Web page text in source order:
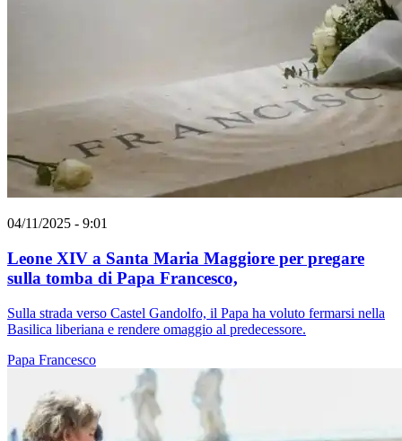
04/11/2025 - 9:01
Leone XIV a Santa Maria Maggiore per pregare
sulla tomba di Papa Francesco,
Sulla strada verso Castel Gandolfo, il Papa ha voluto fermarsi nella
Basilica liberiana e rendere omaggio al predecessore.
Papa Francesco